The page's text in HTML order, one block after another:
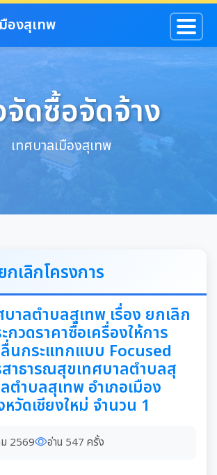
องสุเทพ
จัดซื้อจัดจ้าง
เทศบาลเมืองสุเทพ
กเลิกโครงการ
บาลตำบลสุเทพ เรื่อง ยกเลิก
กวดราคาซื้อเครื่องให้การ
นกระแทกแบบ Focused
าธารณสุขเทศบาลตำบลสุ
ตำบลสุเทพ อำเภอเมือง
หวัดเชียงใหม่ จำนวน 1
2569 อ่าน 547 ครั้ง